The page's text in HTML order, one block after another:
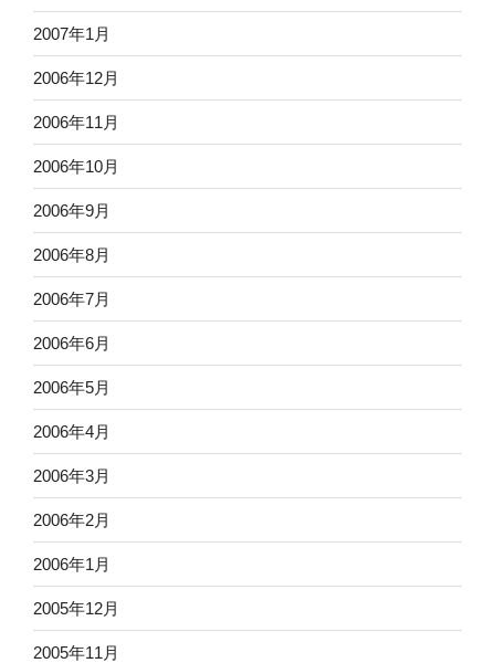
2007年1月
2006年12月
2006年11月
2006年10月
2006年9月
2006年8月
2006年7月
2006年6月
2006年5月
2006年4月
2006年3月
2006年2月
2006年1月
2005年12月
2005年11月